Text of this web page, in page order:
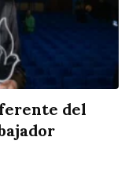
del